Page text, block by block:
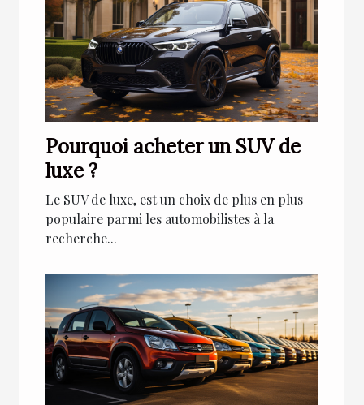
Pourquoi acheter un SUV de
luxe ?
Le SUV de luxe, est un choix de plus en plus
populaire parmi les automobilistes à la
recherche...